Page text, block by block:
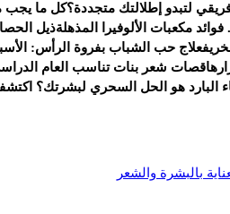
لتبدو إطلالتك متجددة؟كل ما يجب
مكعبات الألوفيرا المذهلةذيل
علاج حب الشباب بفروة الرأس:
قصات شعر بنات تناسب العام
البارد هو الحل السحري لبشرتك؟